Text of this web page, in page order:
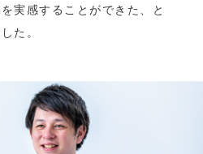
実感することができた、と
た。